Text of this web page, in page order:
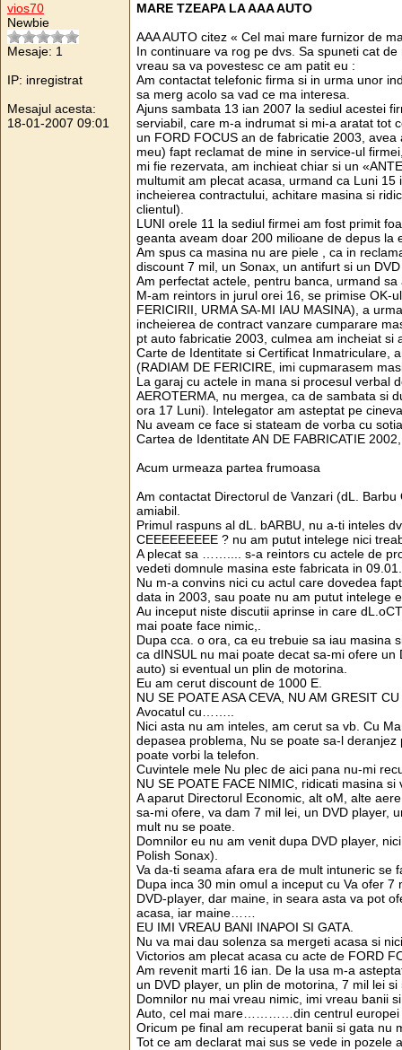
vios70
Newbie
Mesaje: 1
IP: inregistrat
Mesajul acesta:
18-01-2007 09:01
MARE TZEAPA LA AAA AUTO
AAA AUTO citez « Cel mai mare furnizor de
In continuare va rog pe dvs. Sa spuneti cat
vreau sa va povestesc ce am patit eu :
Am contactat telefonic firma si in urma unor
sa merg acolo sa vad ce ma interesa.
Ajuns sambata 13 ian 2007 la sediul acestei
serviabil, care m-a indrumat si mi-a aratat tot
un FORD FOCUS an de fabricatie 2003,
meu) fapt reclamat de mine in service-ul
mi fie rezervata, am inchieat chiar si un
multumit am plecat acasa, urmand ca Luni
incheierea contractului, achitare masina si
clientul).
LUNI orele 11 la sediul firmei am fost primit
geanta aveam doar 200 milioane de depus la
Am spus ca masina nu are piele , ca in
discount 7 mil, un Sonax, un antifurt si un
Am perfectat actele, pentru banca, urmand
M-am reintors in jurul orei 16, se primise OK-
FERICIRII, URMA SA-MI IAU MASINA), a
incheierea de contract vanzare cumparare
pt auto fabricatie 2003, culmea am incheiat si
Carte de Identitate si Certificat Inmatriculare,
(RADIAM DE FERICIRE, imi cupmarasem
La garaj cu actele in mana si procesul verbal
AEROTERMA, nu mergea, ca de sambata si
ora 17 Luni). Intelegator am asteptat pe
Nu aveam ce face si stateam de vorba cu
Cartea de Identitate AN DE FABRICATIE
Acum urmeaza partea frumoasa
Am contactat Directorul de Vanzari (dL.
amiabil.
Primul raspuns al dL. bARBU, nu a-ti inteles
CEEEEEEEEE ? nu am putut intelege nici
A plecat sa …….... s-a reintors cu actele de
vedeti domnule masina este fabricata in
Nu m-a convins nici cu actul care dovedea
data in 2003, sau poate nu am putut intelege
Au inceput niste discutii aprinse in care
mai poate face nimic,.
Dupa cca. o ora, ca eu trebuie sa iau masina
ca dINSUL nu mai poate decat sa-mi ofere un
auto) si eventual un plin de motorina.
Eu am cerut discount de 1000 E.
NU SE POATE ASA CEVA, NU AM GRESIT
Avocatul cu……..
Nici asta nu am inteles, am cerut sa vb. Cu
depasea problema, Nu se poate sa-l
poate vorbi la telefon.
Cuvintele mele Nu plec de aici pana nu-mi
NU SE POATE FACE NIMIC, ridicati masina
A aparut Directorul Economic, alt oM, alte
sa-mi ofere, va dam 7 mil lei, un DVD player,
mult nu se poate.
Domnilor eu nu am venit dupa DVD player,
Polish Sonax).
Va da-ti seama afara era de mult intuneric se
Dupa inca 30 min omul a inceput cu Va ofer
DVD-player, dar maine, in seara asta va pot
acasa, iar maine……
EU IMI VREAU BANI INAPOI SI GATA.
Nu va mai dau solenza sa mergeti acasa si
Victorios am plecat acasa cu acte de FORD
Am revenit marti 16 ian. De la usa m-a
un DVD player, un plin de motorina, 7 mil lei si
Domnilor nu mai vreau nimic, imi vreau banii
Auto, cel mai mare…………din centrul europei
Oricum pe final am recuperat banii si gata nu
Tot ce am declarat mai sus se vede in pozele